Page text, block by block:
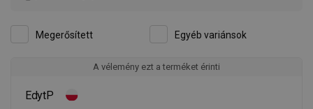
Megerősített Egyéb variánsok
A vélemény ezt a terméket érinti
EdytP